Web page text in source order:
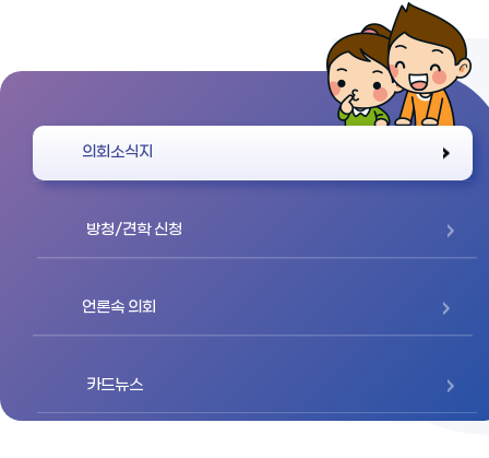
의회소식지
방청/견학 신청
언론속 의회
카드뉴스